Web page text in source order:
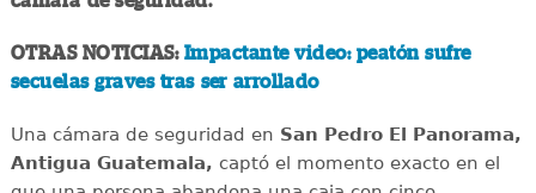
OTRAS NOTICIAS: Impactante video: peatón sufre
secuelas graves tras ser arrollado
Una cámara de seguridad en San Pedro El Panorama,
Antigua Guatemala, captó el momento exacto en el